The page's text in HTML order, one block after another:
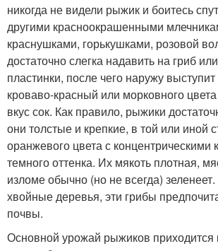
никогда не видели рыжик и боитесь
другими красноокрашенными
краснушками, горькушками, розовой
достаточно слегка надавить на гриб
пластинки, после чего наружу
кроваво-красный или морковного
вкус сок. Как правило, рыжики
они толстые и крепкие, в той или иной
оранжевого цвета с концентрическими
темного оттенка. Их мякоть плотная,
изломе обычно (но не всегда)
хвойные деревья, эти грибы
почвы.
Основной урожай рыжиков приходится